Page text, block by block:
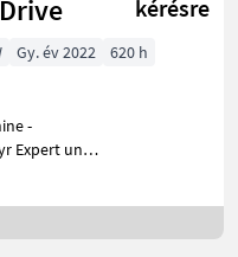
kérésre
Gy. év 2022 620 h
-
Expert und